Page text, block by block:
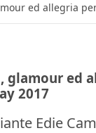
ed allegria
glamour ed
2017
Edie